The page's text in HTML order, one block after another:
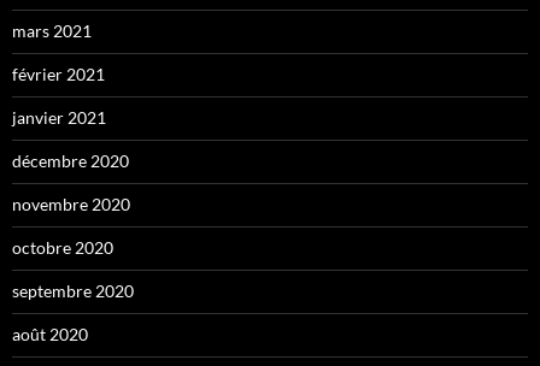
mars 2021
février 2021
janvier 2021
décembre 2020
novembre 2020
octobre 2020
septembre 2020
août 2020